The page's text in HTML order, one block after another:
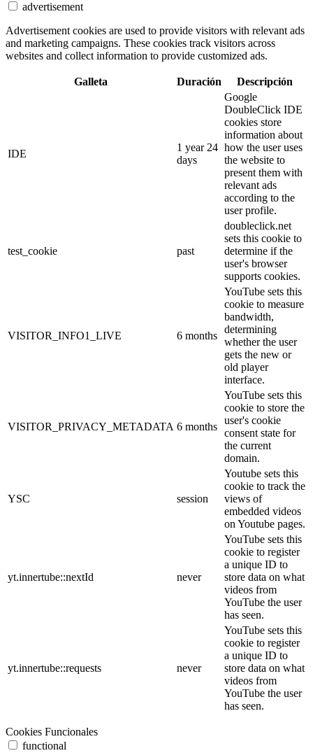
advertisement
Advertisement cookies are used to provide visitors with relevant ads
and marketing campaigns. These cookies track visitors across
websites and collect information to provide customized ads.
Galleta Duración Descripción
IDE
1 year 24
days
Google
DoubleClick IDE
cookies store
information about
how the user uses
the website to
present them with
relevant ads
according to the
user profile.
test_cookie past
doubleclick.net
sets this cookie to
determine if the
user's browser
supports cookies.
VISITOR_INFO1_LIVE 6 months
YouTube sets this
cookie to measure
bandwidth,
determining
whether the user
gets the new or
old player
interface.
VISITOR_PRIVACY_METADATA 6 months
YouTube sets this
cookie to store the
user's cookie
consent state for
the current
domain.
YSC session
Youtube sets this
cookie to track the
views of
embedded videos
on Youtube pages.
yt.innertube::nextId never
YouTube sets this
cookie to register
a unique ID to
store data on what
videos from
YouTube the user
has seen.
yt.innertube::requests never
YouTube sets this
cookie to register
a unique ID to
store data on what
videos from
YouTube the user
has seen.
Cookies Funcionales
functional